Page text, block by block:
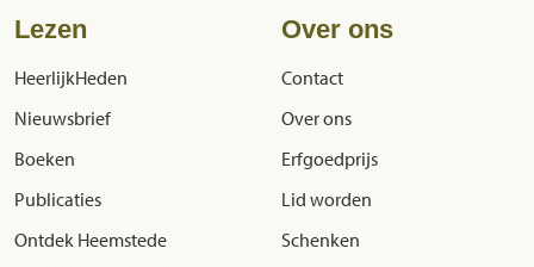
Lezen
HeerlijkHeden
Nieuwsbrief
Boeken
Publicaties
Ontdek Heemstede
Over ons
Contact
Over ons
Erfgoedprijs
Lid worden
Schenken